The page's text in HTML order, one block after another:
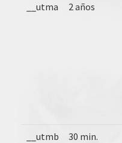
__utma
2 años
__utmb
30 min.